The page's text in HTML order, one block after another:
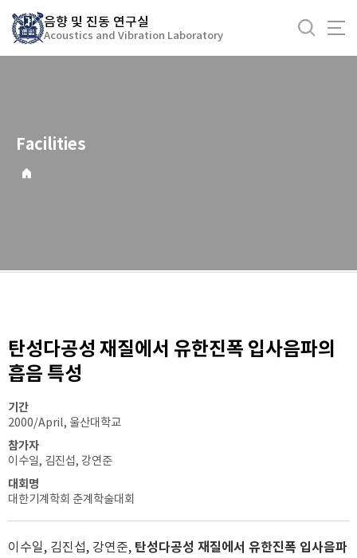
음향 및 진동 연구실
Acoustics and Vibration Laboratory
Facilities
탄성다공성 재질에서 유한진폭 입사음파의
흡음 특성
기간
2000/April, 울산대학교
참가자
이수일, 김진섭, 강연준
대회명
대한기계학회 춘계학술대회
이수일, 김진섭, 강연준, 탄성다공성 재질에서 유한진폭 입사음파